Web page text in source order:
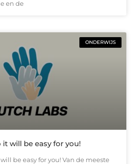
en de
ONDERWIJS
it will be easy for you!
be easy for you! Van de meeste